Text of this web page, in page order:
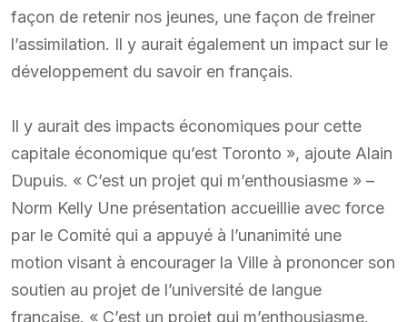
façon de retenir nos jeunes, une façon de freiner
l’assimilation. Il y aurait également un impact sur le
développement du savoir en français.
Il y aurait des impacts économiques pour cette
capitale économique qu’est Toronto », ajoute Alain
Dupuis. « C’est un projet qui m’enthousiasme » –
Norm Kelly Une présentation accueillie avec force
par le Comité qui a appuyé à l’unanimité une
motion visant à encourager la Ville à prononcer son
soutien au projet de l’université de langue
française. « C’est un projet qui m’enthousiasme.